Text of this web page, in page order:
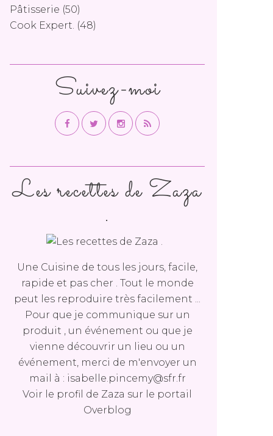
Pâtisserie (50)
Cook Expert. (48)
Les recettes de Zaza
.
Une Cuisine de tous les jours, facile,
rapide et pas cher . Tout le monde
peut les reproduire très facilement ...
Pour que je communique sur un
produit , un événement ou que je
vienne découvrir un lieu ou un
événement, merci de m'envoyer un
mail à : isabelle.pincemy@sfr.fr
Voir le profil de Zaza sur le portail
Overblog
Suivez-moi